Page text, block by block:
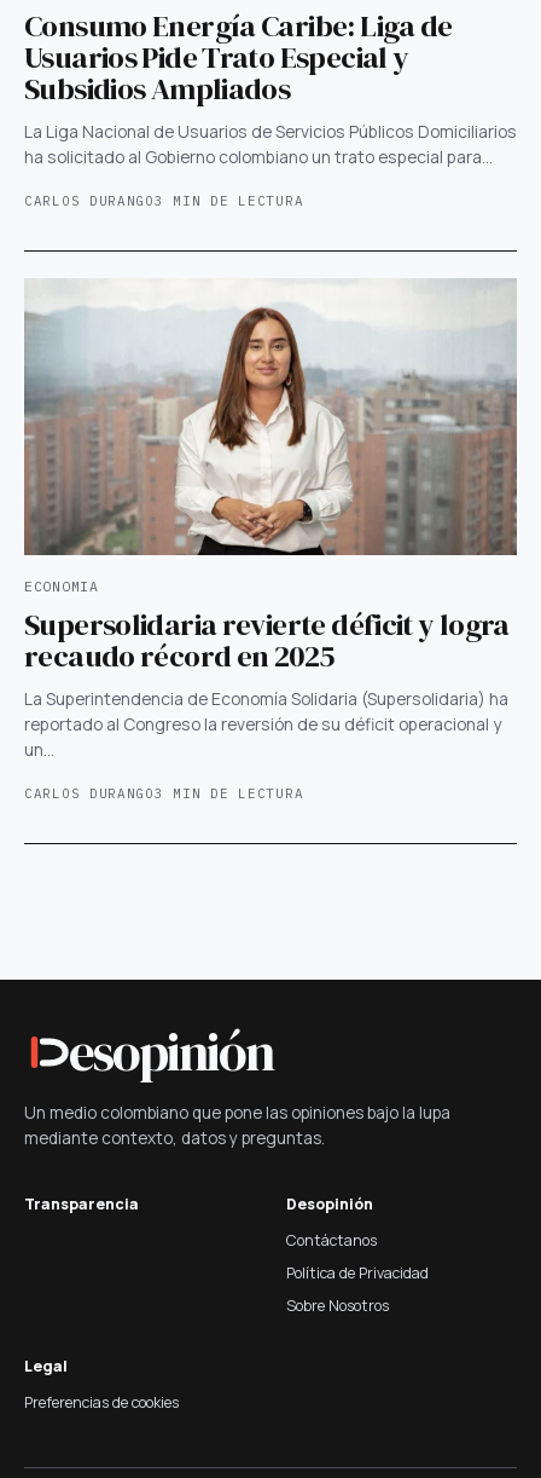
Consumo Energía Caribe: Liga de
Usuarios Pide Trato Especial y
Subsidios Ampliados
La Liga Nacional de Usuarios de Servicios Públicos Domiciliarios
ha solicitado al Gobierno colombiano un trato especial para…
CARLOS DURANGO3 MIN DE LECTURA
ECONOMIA
Supersolidaria revierte déficit y logra
recaudo récord en 2025
La Superintendencia de Economía Solidaria (Supersolidaria) ha
reportado al Congreso la reversión de su déficit operacional y
un…
CARLOS DURANGO3 MIN DE LECTURA
esopinión
Un medio colombiano que pone las opiniones bajo la lupa
mediante contexto, datos y preguntas.
Transparencia
Desopinión
Contáctanos
Política de Privacidad
Sobre Nosotros
Legal
Preferencias de cookies